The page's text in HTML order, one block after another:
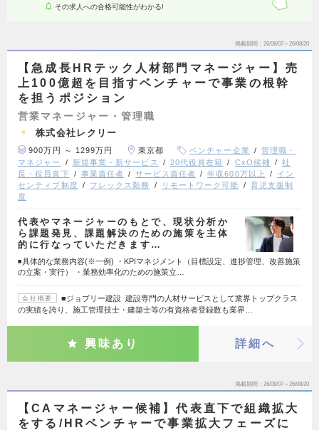
その求人への合格可能性がわかる!
掲載期間 26/08/07～26/08/20
【急成長HRテック人材部門マネージャー】売
上100億超を目指すベンチャーで事業の根幹
を担うポジション
営業マネージャー・管理職
株式会社レクリー
900万円 ～ 1299万円 東京都 ベンチャー企業
管理職・
マネジャー
新規事業・新サービス 20代役員在籍 CxO候補
社
長・役員直下
事業責任者 サービス責任者 年収600万以上
イン
センティブ制度
フレックス勤務 リモートワーク可能
育児支援制
度
代表やマネージャーのもとで、現状分析か
ら課題発見、課題解決のための施策を主体
的に行なっていただきます…
◾️具体的な業務内容(※一例) ・KPIマネジメント（目標設定、進捗管理、改善施策
の立案・実行） ・業務効率化のための施策立…
会社概要
■ジョブリー建設 建設専門の人材サービスとして業界トップクラス
の実績を誇り、施工管理技士・建築士等の有資格者登録数も業界…
興味あり 詳細へ
掲載期間 26/08/07～26/08/20
【CAマネージャー候補】代表直下で組織拡大
をする/HRベンチャーで事業拡大フェーズに